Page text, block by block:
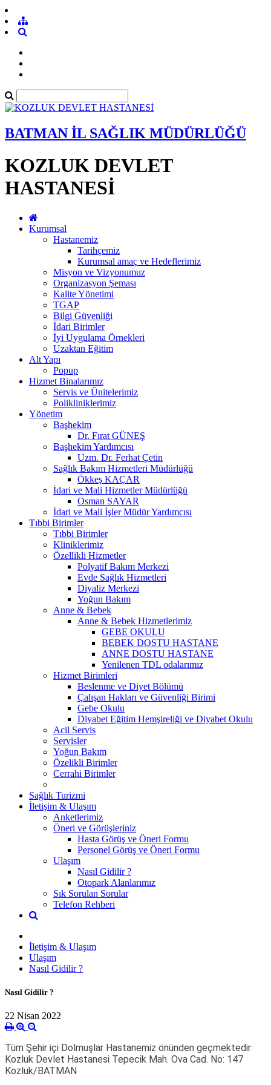
BATMAN İL SAĞLIK MÜDÜRLÜĞÜ
KOZLUK DEVLET
HASTANESİ
Kurumsal
Hastanemiz
Tarihçemiz
Kurumsal amaç ve Hedeflerimiz
Misyon ve Vizyonumuz
Organizasyon Şeması
Kalite Yönetimi
TGAP
Bilgi Güvenliği
İdari Birimler
İyi Uygulama Örnekleri
Uzaktan Eğitim
Alt Yapı
Popup
Hizmet Binalarımız
Servis ve Ünitelerimiz
Polikliniklerimiz
Yönetim
Başhekim
Dr. Fırat GÜNEŞ
Başhekim Yardımcısı
Uzm. Dr. Ferhat Çetin
Sağlık Bakım Hizmetleri Müdürlüğü
Ökkeş KAÇAR
İdari ve Mali Hizmetler Müdürlüğü
Osman SAYAR
İdari ve Mali İşler Müdür Yardımcısı
Tıbbi Birimler
Tıbbi Birimler
Kliniklerimiz
Özellikli Hizmetler
Polyatif Bakım Merkezi
Evde Sağlık Hizmetleri
Diyaliz Merkezi
Yoğun Bakım
Anne & Bebek
Anne & Bebek Hizmetlerimiz
GEBE OKULU
BEBEK DOSTU HASTANE
ANNE DOSTU HASTANE
Yenilenen TDL odalarımız
Hizmet Birimleri
Beslenme ve Diyet Bölümü
Çalışan Hakları ve Güvenliği Birimi
Gebe Okulu
Diyabet Eğitim Hemşireliği ve Diyabet Okulu
Acil Servis
Servisler
Yoğun Bakım
Özelikli Birimler
Cerrahi Birimler
Sağlık Turizmi
İletişim & Ulaşım
Anketlerimiz
Öneri ve Görüşleriniz
Hasta Görüş ve Öneri Formu
Personel Görüş ve Öneri Formu
Ulaşım
Nasıl Gidilir ?
Otopark Alanlarımız
Sık Sorulan Sorular
Telefon Rehberi
İletişim & Ulaşım
Ulaşım
Nasıl Gidilir ?
Nasıl Gidilir ?
22 Nisan 2022
Tüm Şehir içi Dolmuşlar Hastanemiz önünden geçmektedir
Kozluk Devlet Hastanesi Tepecik Mah. Ova Cad. No: 147
Kozluk/BATMAN